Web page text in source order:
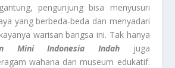
pengunjung bisa menyusuri
yang berbeda-beda dan menyadari
warisan bangsa ini. Tak hanya
Mini Indonesia Indahjuga
wahana dan museum edukatif.